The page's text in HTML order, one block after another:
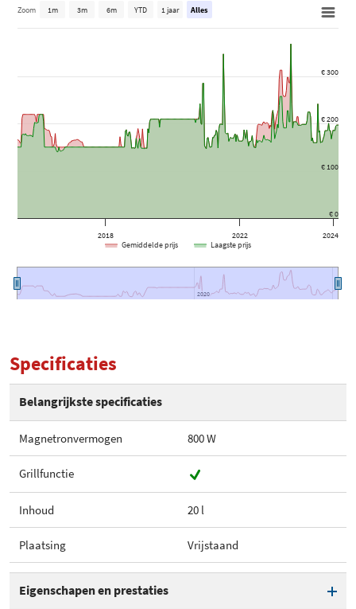
2018 2022 2024
2020
2020
€ 0
€ 100
€ 200
€ 300
Zoom 1m 3m 6m YTD 1 jaar Alles
Gemiddelde prijs Laagste prijs
Specificaties
Belangrijkste specificaties
Magnetronvermogen 800 W
Grillfunctie
Inhoud 20 l
Plaatsing Vrijstaand
Eigenschapen en prestaties